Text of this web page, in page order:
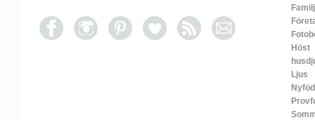
Familj
Höst
Ljus